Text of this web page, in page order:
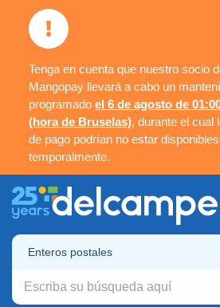
Tenga en cuenta que nuestro socio
Mangopay llevará a cabo un
programado el 6 de agosto de
(hora de Bruselas), durante el cual
de pago podrían no estar disponibles
temporalmente.
Enteros postales